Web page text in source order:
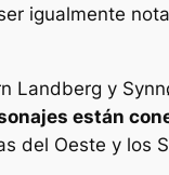
igualmente
Landberg y
están
del Oeste y los